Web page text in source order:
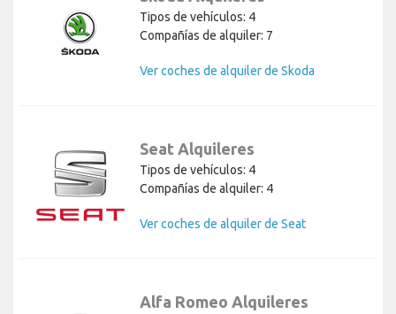
Tipos de vehículos: 4
Compañías de alquiler: 7
Ver coches de alquiler de Skoda
Seat Alquileres
Tipos de vehículos: 4
Compañías de alquiler: 4
Ver coches de alquiler de Seat
Alfa Romeo Alquileres